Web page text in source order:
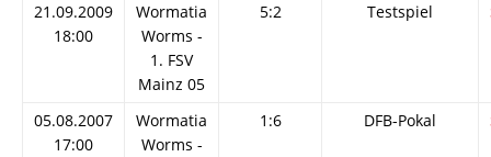
21.09.2009
18:00
Wormatia
Worms -
1. FSV
Mainz 05
5:2 Testspiel
05.08.2007
17:00
Wormatia
Worms -
1:6 DFB-Pokal